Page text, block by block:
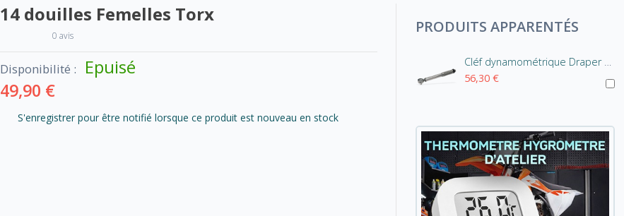
14 douilles Femelles Torx
0 avis
Disponibilité : Epuisé
49,90 €
S'enregistrer pour être notifié lorsque ce produit est nouveau en stock
PRODUITS APPARENTÉS
Cléf dynamométrique Draper 3/8" 10-80Nm
56,30 €